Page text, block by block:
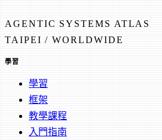
AGENTIC SYSTEMS ATLAS
TAIPEI / WORLDWIDE
學習
學習
框架
教學課程
入門指南